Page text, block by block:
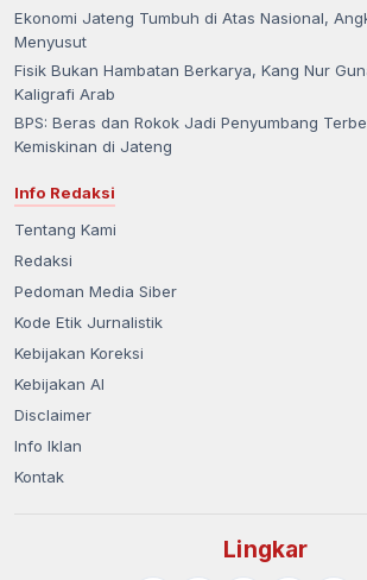
Ekonomi Jateng Tumbuh di Atas Nasional,
Menyusut
Fisik Bukan Hambatan Berkarya, Kang Nur
Kaligrafi Arab
BPS: Beras dan Rokok Jadi Penyumbang
Kemiskinan di Jateng
Info Redaksi
Tentang Kami
Redaksi
Pedoman Media Siber
Kode Etik Jurnalistik
Kebijakan Koreksi
Kebijakan AI
Disclaimer
Info Iklan
Kontak
Lingkar